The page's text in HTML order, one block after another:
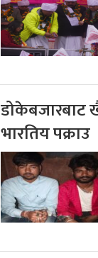
डोकेबजारबाट
भारतिय पक्राउ